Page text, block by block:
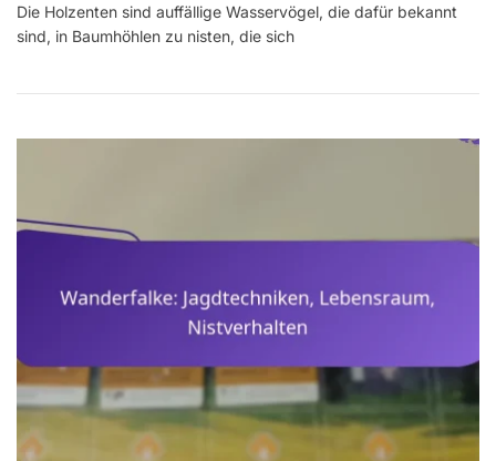
Die Holzenten sind auffällige Wasservögel, die dafür bekannt
sind, in Baumhöhlen zu nisten, die sich